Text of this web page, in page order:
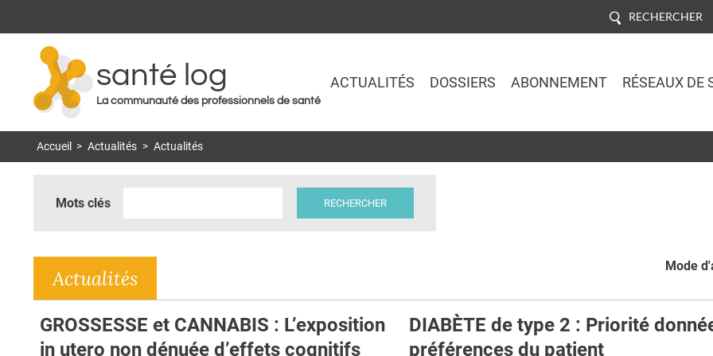
RECHERCHER
santé log
La communauté des professionnels de santé
ACTUALITÉS DOSSIERS ABONNEMENT RÉSEAUX DE
Accueil > Actualités > Actualités
Mots clés
Mode
Actualités
GROSSESSE et CANNABIS : L’exposition
in utero non dénuée d’effets cognitifs
DIABÈTE de type 2 : Priorité
préférences du patient